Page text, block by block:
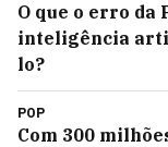
O que o erro da
inteligência
lo?
POP
Com 300